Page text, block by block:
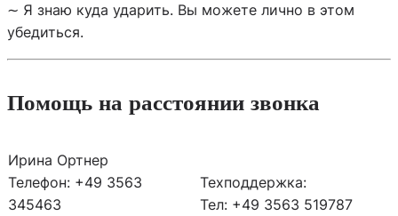
∼ Я знаю куда ударить. Вы можете лично в этом
убедиться.
Помощь на расстоянии звонка
Ирина Ортнер
Телефон: +49 3563
345463
Техподдержка:
Тел: +49 3563 519787